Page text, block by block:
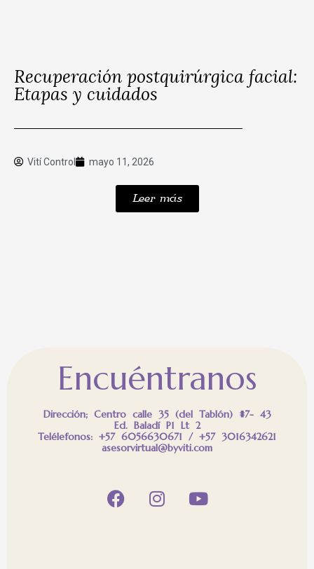
Recuperación postquirúrgica facial:
Etapas y cuidados
Vití Control mayo 11, 2026
Leer más
Encuéntranos
Dirección; Centro calle 35 (del Tablón) #7- 43
Ed. Baladí P1 Lt 2
Telélefonos: +57 6056630671 / +57 3016342621
asesorvirtual@byviti.com